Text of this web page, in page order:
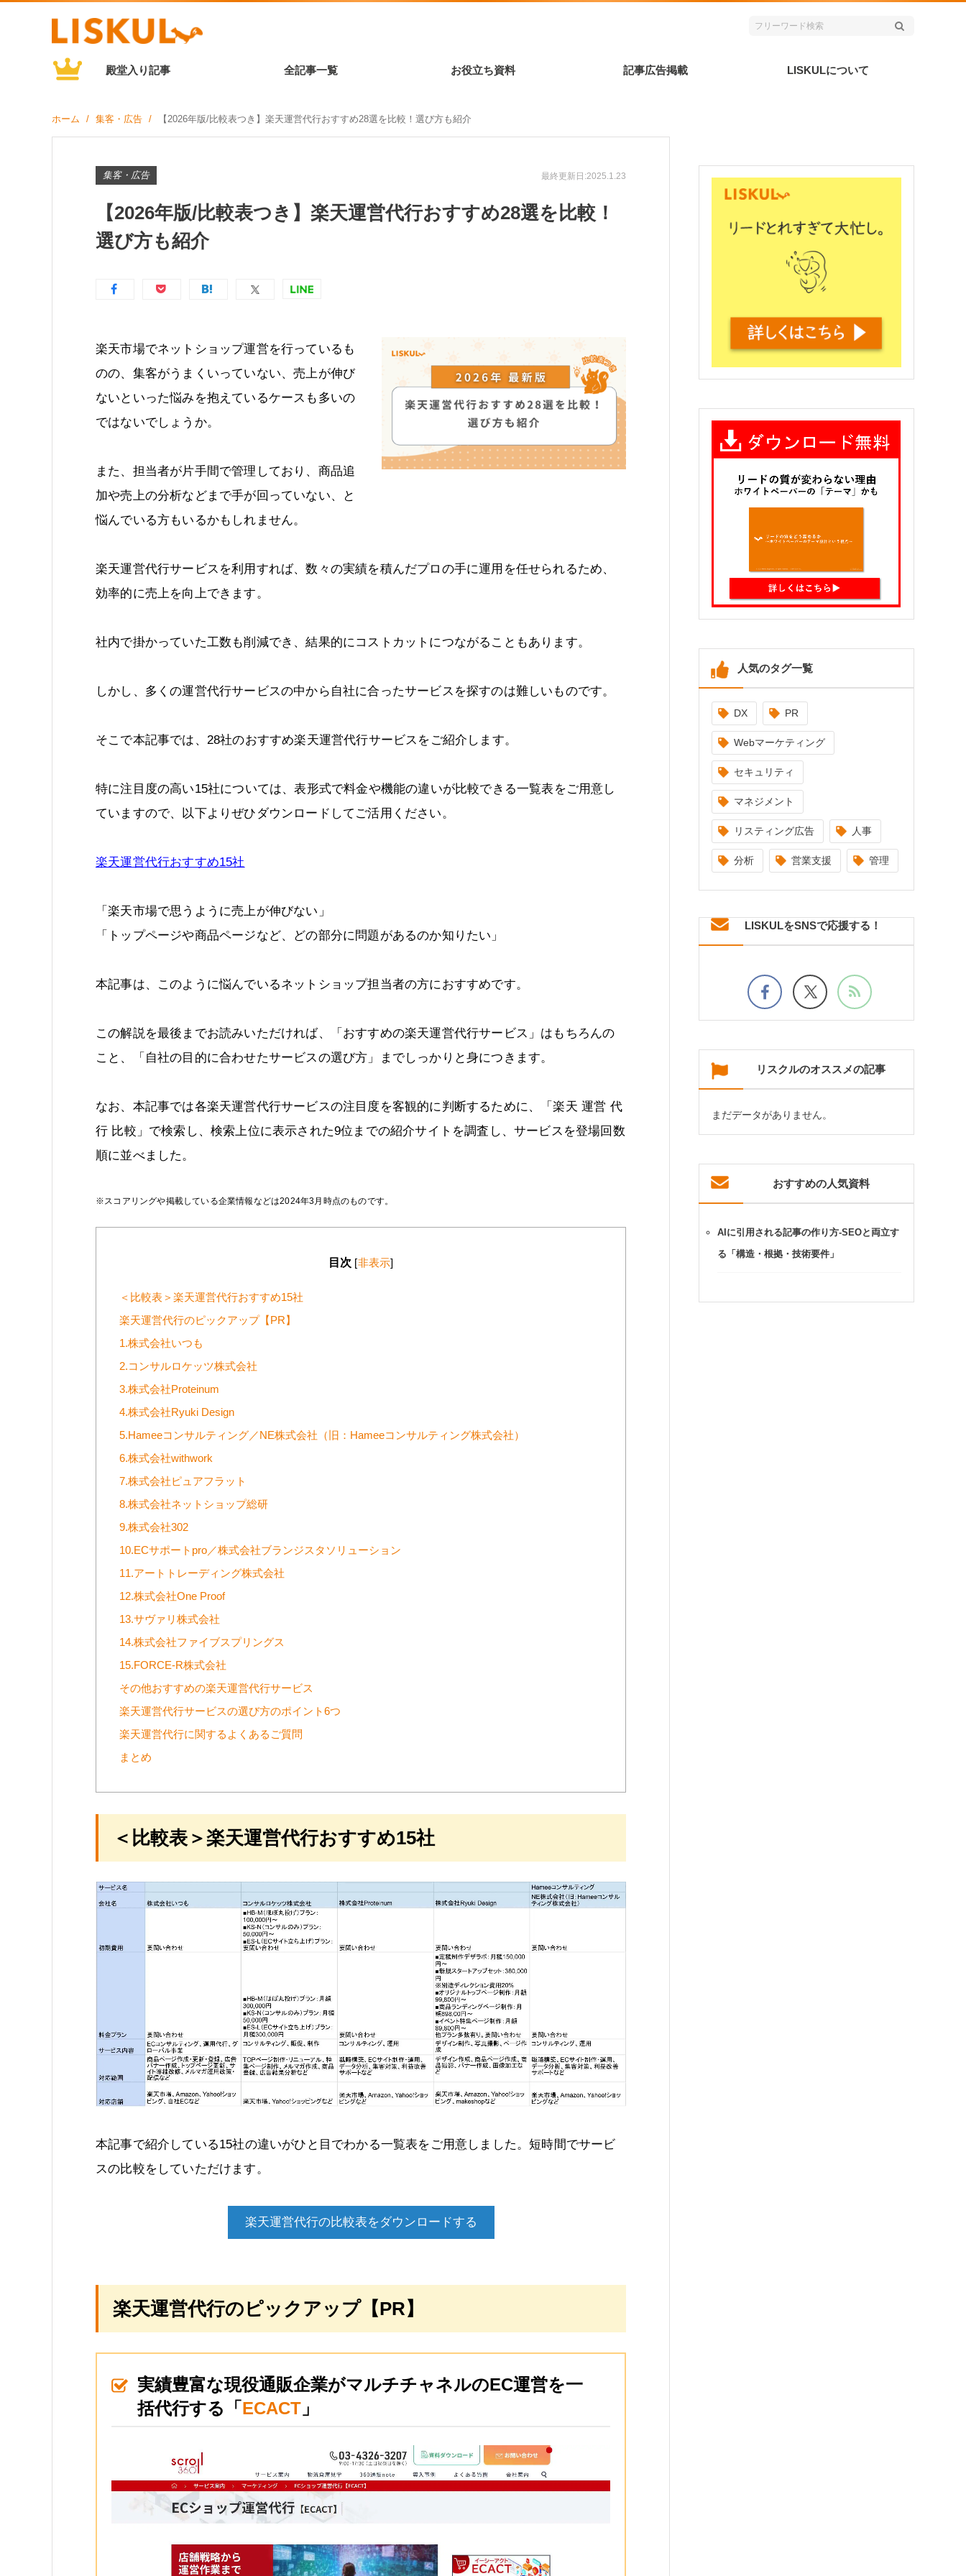
殿堂入り記事 全記事一覧 お役立ち資料 記事広告掲載 LISKULについて
ホーム 集客・広告 【2026年版/比較表つき】楽天運営代行おすすめ28選を比較！選び方も紹介
集客・広告 最終更新日:2025.1.23
【2026年版/比較表つき】楽天運営代行おすすめ28選を比較！
選び方も紹介
楽天市場でネットショップ運営を行っているも
のの、集客がうまくいっていない、売上が伸び
ないといった悩みを抱えているケースも多いの
ではないでしょうか。
また、担当者が片手間で管理しており、商品追
加や売上の分析などまで手が回っていない、と
悩んでいる方もいるかもしれません。
楽天運営代行サービスを利用すれば、数々の実績を積んだプロの手に運用を任せられるため、
効率的に売上を向上できます。
社内で掛かっていた工数も削減でき、結果的にコストカットにつながることもあります。
しかし、多くの運営代行サービスの中から自社に合ったサービスを探すのは難しいものです。
そこで本記事では、28社のおすすめ楽天運営代行サービスをご紹介します。
特に注目度の高い15社については、表形式で料金や機能の違いが比較できる一覧表をご用意し
ていますので、以下よりぜひダウンロードしてご活用ください。
楽天運営代行おすすめ15社
「楽天市場で思うように売上が伸びない」
「トップページや商品ページなど、どの部分に問題があるのか知りたい」
本記事は、このように悩んでいるネットショップ担当者の方におすすめです。
この解説を最後までお読みいただければ、「おすすめの楽天運営代行サービス」はもちろんの
こと、「自社の目的に合わせたサービスの選び方」までしっかりと身につきます。
なお、本記事では各楽天運営代行サービスの注目度を客観的に判断するために、「楽天 運営 代
行 比較」で検索し、検索上位に表示された9位までの紹介サイトを調査し、サービスを登場回数
順に並べました。
※スコアリングや掲載している企業情報などは2024年3月時点のものです。
目次 [非表示]
＜比較表＞楽天運営代行おすすめ15社
楽天運営代行のピックアップ【PR】
1.株式会社いつも
2.コンサルロケッツ株式会社
3.株式会社Proteinum
4.株式会社Ryuki Design
5.Hameeコンサルティング／NE株式会社（旧：Hameeコンサルティング株式会社）
6.株式会社withwork
7.株式会社ピュアフラット
8.株式会社ネットショップ総研
9.株式会社302
10.ECサポートpro／株式会社ブランジスタソリューション
11.アートトレーディング株式会社
12.株式会社One Proof
13.サヴァリ株式会社
14.株式会社ファイブスプリングス
15.FORCE-R株式会社
その他おすすめの楽天運営代行サービス
楽天運営代行サービスの選び方のポイント6つ
楽天運営代行に関するよくあるご質問
まとめ
＜比較表＞楽天運営代行おすすめ15社
本記事で紹介している15社の違いがひと目でわかる一覧表をご用意しました。短時間でサービ
スの比較をしていただけます。
楽天運営代行の比較表をダウンロードする
楽天運営代行のピックアップ【PR】
実績豊富な現役通販企業がマルチチャネルのEC運営を一
括代行する「 ECACT 」
人気のタグ一覧
DX PR
Webマーケティング
セキュリティ
マネジメント
リスティング広告 人事
分析 営業支援 管理
LISKULをSNSで応援する！
リスクルのオススメの記事
まだデータがありません。
おすすめの人気資料
AIに引用される記事の作り方-SEOと両立す
る「構造・根拠・技術要件」